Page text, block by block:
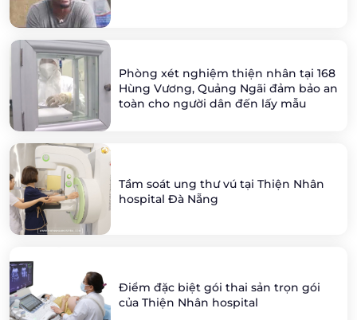
Phòng xét nghiệm thiện nhân tại 168
Hùng Vương, Quảng Ngãi đảm bảo an
toàn cho người dân đến lấy mẫu
Tầm soát ung thư vú tại Thiện Nhân
hospital Đà Nẵng
Điểm đặc biệt gói thai sản trọn gói
của Thiện Nhân hospital